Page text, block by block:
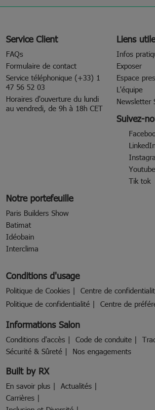
Service Client
FAQs
Formulaire de contact
Service téléphonique (+33) 1
47 56 52 03
Horaires d'ouverture du lundi
au vendredi, de 9h à 18h CET
Liens
Infos
Exposer
Espace
L'équipe
Newsletter
Suivez-
Youtube
Tik tok
Notre portefeuille
Paris Builders Show
Batimat
Idéobain
Interclima
Conditions d'usage
Politique de Cookies
Centre de
Politique de confidentialité
Centre de
Informations Salon
Conditions d'accès Code de conduite
Sécurité & Sûreté
Nos engagements
Built by RX
En savoir plus
Actualités
Carrières